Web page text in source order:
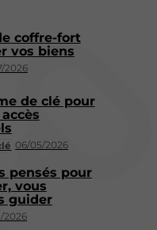
2026
coffre-fort
vos biens
06/05/2026
de clé pour
2026
pensés pour
vous
guider